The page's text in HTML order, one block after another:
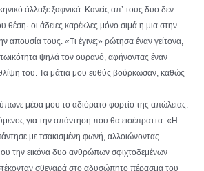
άλλαξε ξαφνικά. Κανείς απ’ τους δυο δεν
θέση· οι άδειες καρέκλες μόνο σιμά η μια στην
απουσία τους. «Τι έγινε;» ρώτησα έναν γείτονα,
ψηλά τον ουρανό, αφήνοντας έναν
του. Τα μάτια μου ευθύς βούρκωσαν, καθώς
μέσα μου το αδιόρατο φορτίο της απώλειας.
για την απάντηση που θα εισέπραττα. «Η
με τσακισμένη φωνή, αλλοιώνοντας
την εικόνα δυο ανθρώπων σφιχτοδεμένων
σθεναρά στο αδυσώπητο πέρασμα του